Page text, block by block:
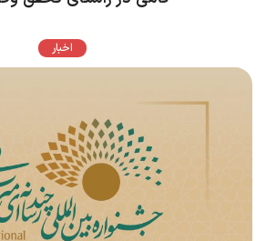
اخبار